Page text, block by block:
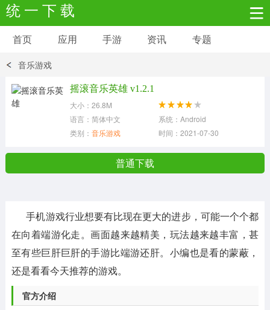
统 一 下 载
安卓应用 安卓游戏
系统工具 其它应用
首页 应用 手游 资讯 专题
音乐游戏
摇滚音乐英雄 v1.2.1
大小：26.8M
语言：简体中文
系统：Android
类别： 音乐游戏 时间：2021-07-30
普通下载
手机游戏行业想要有比现在更大的进步，可能一个个都
在向着端游化走。画面越来越精美，玩法越来越丰富，甚
至有些巨肝巨肝的手游比端游还肝。小编也是看的蒙蔽，
还是看看今天推荐的游戏。
官方介绍